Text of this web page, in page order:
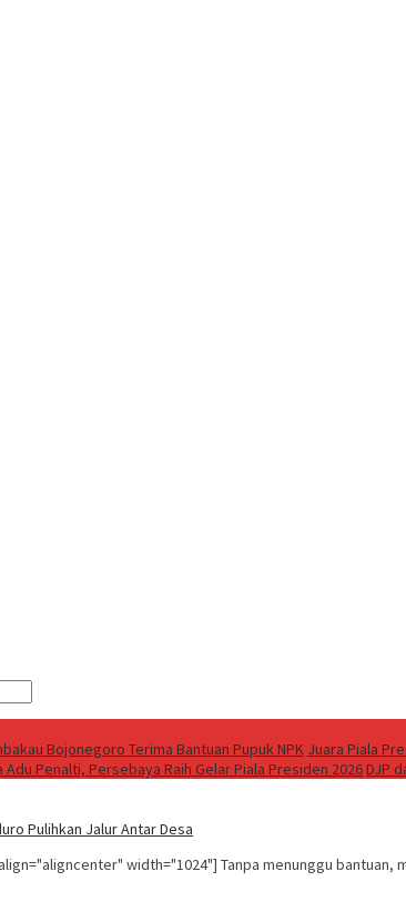
Bojonegoro Terima Bantuan Pupuk NPK Juara Piala
Adu Penalti, Persebaya Raih Gelar Piala Presiden 2026DJP
Pulihkan Jalur Antar Desa
width="1024"] Tanpa menunggu